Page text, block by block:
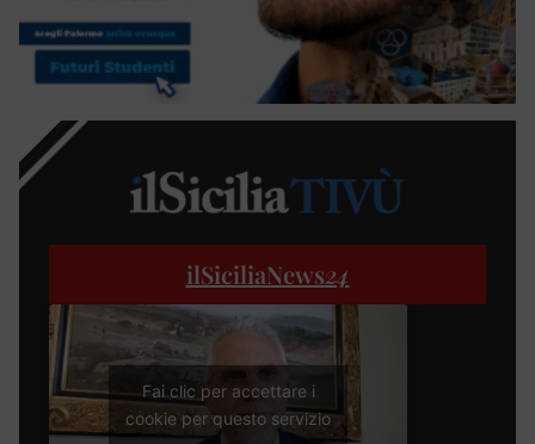
ilSiciliaNews24
Fai clic per accettare i
cookie per questo servizio